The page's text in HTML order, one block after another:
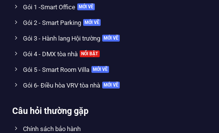
Gói 1 -Smart Office
Gói 2 - Smart Parking
Gói 3 - Hành lang Hội trường
Gói 4 - DMX tòa nhà
Gói 5 - Smart Room Villa
Gói 6- Điều hòa VRV tòa nhà
Câu hỏi thường gặp
Chính sách bảo hành